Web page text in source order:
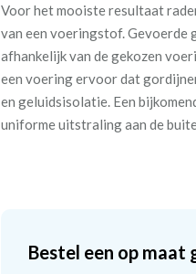
Voor het mooiste resultaat
van een voeringstof. Gevoerde
afhankelijk van de gekozen
een voering ervoor dat
en geluidsisolatie. Een
uniforme uitstraling aan de
Bestel een op